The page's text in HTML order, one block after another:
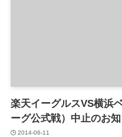
楽天イーグルスVS横浜
ーグ公式戦）中止のお
2014-06-11